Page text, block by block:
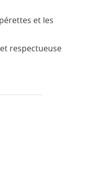
et les
respectueuse